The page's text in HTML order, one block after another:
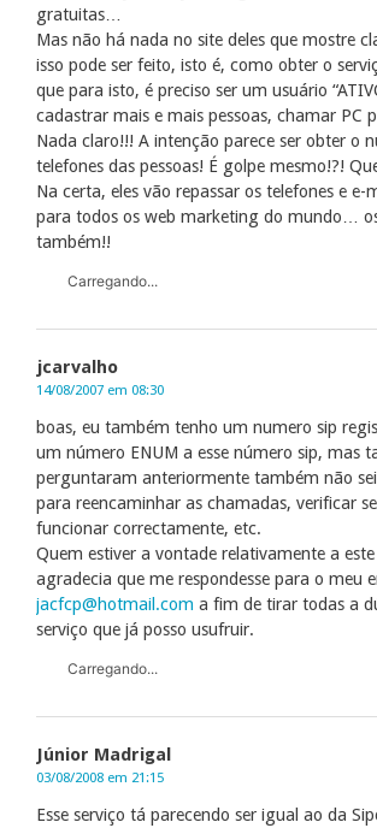
gratuitas…
Mas não há nada no site deles que mostre
isso pode ser feito, isto é, como obter o
que para isto, é preciso ser um usuário
cadastrar mais e mais pessoas, chamar PC
Nada claro!!! A intenção parece ser obter o
telefones das pessoas! É golpe mesmo!?!
Na certa, eles vão repassar os telefones e e-
para todos os web marketing do mundo…
também!!
Carregando...
jcarvalho
14/08/2007 em 08:30
boas, eu também tenho um numero sip
um número ENUM a esse número sip, mas
perguntaram anteriormente também não
para reencaminhar as chamadas, verificar
funcionar correctamente, etc.
Quem estiver a vontade relativamente a
agradecia que me respondesse para o meu
jacfcp@hotmail.com a fim de tirar todas a
serviço que já posso usufruir.
Carregando...
Júnior Madrigal
03/08/2008 em 21:15
Esse serviço tá parecendo ser igual ao da